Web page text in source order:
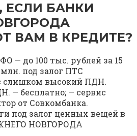
ЕСЛИ БАНКИ
ВАМ В КРЕДИТЕ?
— до 100 тыс. рублей за 15
под залог ПТС
слишком высокий ПДН.
— бесплатно; — сервис
от Совкомбанка.
под залог ценных вещей в
НОВГОРОДА